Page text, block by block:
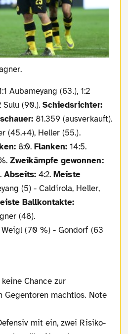
Aubameyang (63.), 1:2
Sulu (90.).Schiedsrichter:
81.359 (ausverkauft).
(45.+4), Heller (55.).
8:0.Flanken: 14:5.
Zweikämpfe gewonnen:
Abseits: 4:2.Meiste
(5) - Caldirola, Heller,
Ballkontakte:
(48).
(70 %) - Gondorf (63
Chance zur
Gegentoren machtlos. Note
mit ein, zwei Risiko-